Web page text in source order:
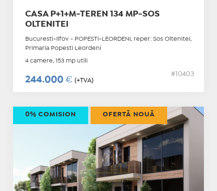
CASA P+1+M-TEREN 134 MP-SOS
OLTENITEI
Bucuresti-Ilfov - POPESTI-LEORDENI, reper: Sos Oltenitei,
Primaria Popesti Leordeni
4 camere, 153 mp utili
244.000 € (+TVA)
#10403
0% COMISION OFERTĂ NOUĂ